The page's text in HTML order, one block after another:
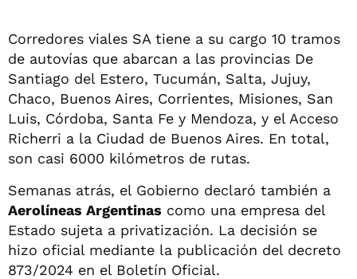
Corredores viales SA tiene a su cargo 10 tramos
de autovías que abarcan a las provincias De
Santiago del Estero, Tucumán, Salta, Jujuy,
Chaco, Buenos Aires, Corrientes, Misiones, San
Luis, Córdoba, Santa Fe y Mendoza, y el Acceso
Richerri a la Ciudad de Buenos Aires. En total,
son casi 6000 kilómetros de rutas.
Semanas atrás, el Gobierno declaró también a
Aerolíneas Argentinas como una empresa del
Estado sujeta a privatización. La decisión se
hizo oficial mediante la publicación del decreto
873/2024 en el Boletín Oficial.